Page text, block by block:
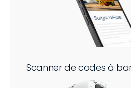
Scanner de codes à